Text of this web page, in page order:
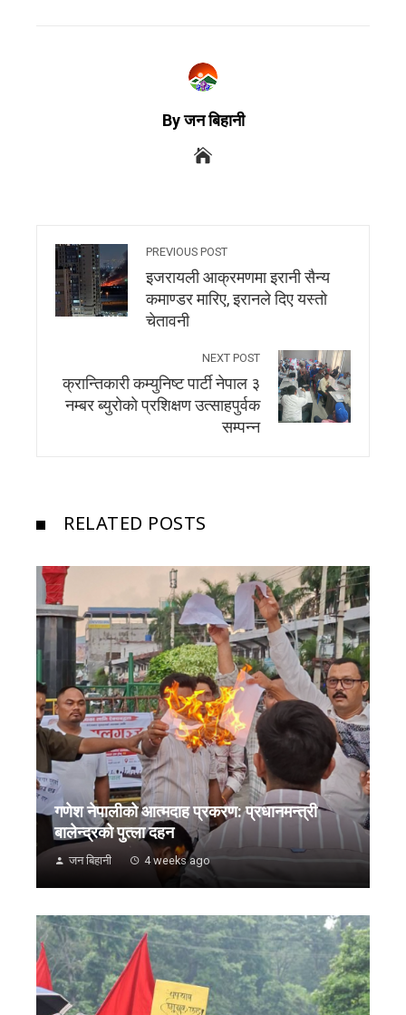
By जन बिहानी
PREVIOUS POST
इजरायली आक्रमणमा इरानी सैन्य
कमाण्डर मारिए, इरानले दिए यस्तो
चेतावनी
NEXT POST
क्रान्तिकारी कम्युनिष्ट पार्टी नेपाल ३
नम्बर ब्युराेकाे प्रशिक्षण उत्साहपुर्वक
सम्पन्न
RELATED POSTS
गणेश नेपालीको आत्मदाह प्रकरण: प्रधानमन्त्री
बालेन्द्रको पुत्ला दहन
जन बिहानी 4 weeks ago